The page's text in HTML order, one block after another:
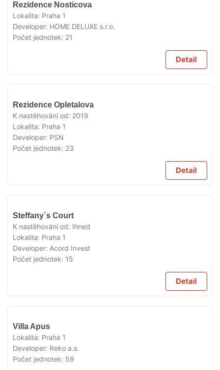
Rezidence Nosticova
Lokalita: Praha 1
Developer: HOME DELUXE s.r.o.
Počet jednotek: 21
Detail
Rezidence Opletalova
K nastěhování od: 2019
Lokalita: Praha 1
Developer: PSN
Počet jednotek: 23
Detail
Steffany´s Court
K nastěhování od: Ihned
Lokalita: Praha 1
Developer: Acord Invest
Počet jednotek: 15
Detail
Villa Apus
Lokalita: Praha 1
Developer: Reko a.s.
Počet jednotek: 59